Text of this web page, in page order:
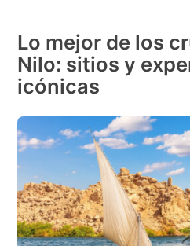
Lo mejor de los
Nilo: sitios y
icónicas